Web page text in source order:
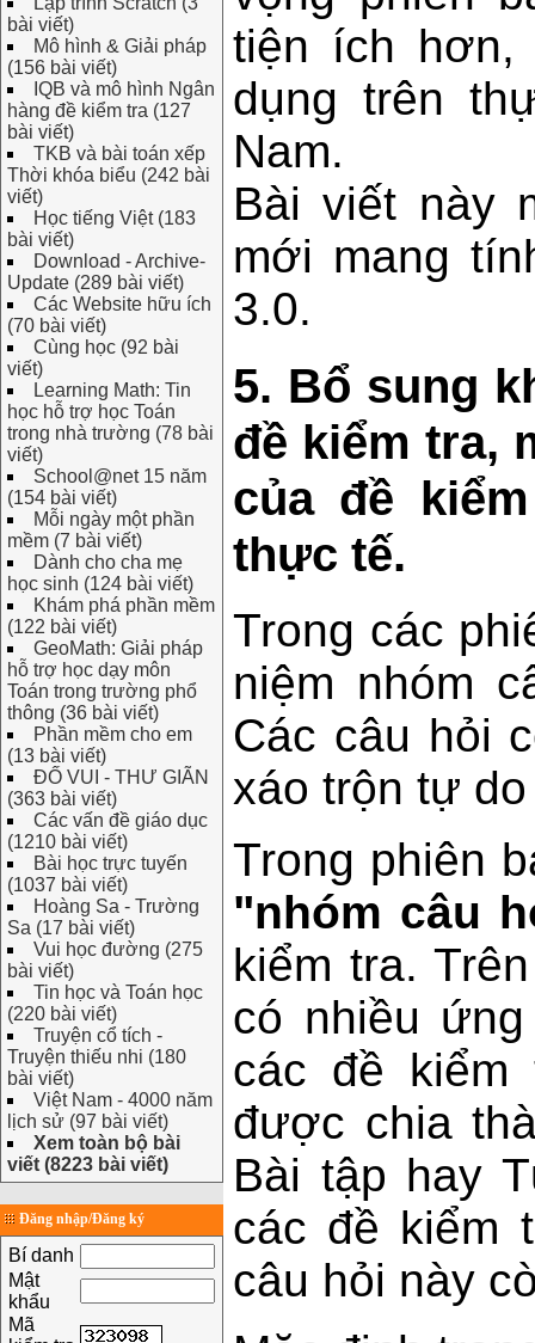
bài viết)
Mô hình & Giải pháp
(156 bài viết)
IQB và mô hình Ngân
hàng đề kiểm tra (127
bài viết)
TKB và bài toán xếp
Thời khóa biểu (242 bài
viết)
Học tiếng Việt (183
bài viết)
Download - Archive-
Update (289 bài viết)
Các Website hữu ích
(70 bài viết)
Cùng học (92 bài
viết)
Learning Math: Tin
học hỗ trợ học Toán
trong nhà trường (78 bài
viết)
School@net 15 năm
(154 bài viết)
Mỗi ngày một phần
mềm (7 bài viết)
Dành cho cha mẹ
học sinh (124 bài viết)
Khám phá phần mềm
(122 bài viết)
GeoMath: Giải pháp
hỗ trợ học dạy môn
Toán trong trường phổ
thông (36 bài viết)
Phần mềm cho em
(13 bài viết)
ĐỐ VUI - THƯ GIÃN
(363 bài viết)
Các vấn đề giáo dục
(1210 bài viết)
Bài học trực tuyến
(1037 bài viết)
Hoàng Sa - Trường
Sa (17 bài viết)
Vui học đường (275
bài viết)
Tin học và Toán học
(220 bài viết)
Truyện cổ tích -
Truyện thiếu nhi (180
bài viết)
Việt Nam - 4000 năm
lịch sử (97 bài viết)
Xem toàn bộ bài
viết (8223 bài viết)
Đăng nhập/Đăng ký
Bí danh
Mật
khẩu
Mã
tiện ích
dụng trên
Nam.
Bài viết này
mới mang
3.0.
5. Bổ sung
đề kiểm tra,
của đề
thực tế.
Trong các
niệm nhóm
Các câu hỏi
xáo trộn tự
Trong phiên
"nhóm câu
kiểm tra.
có nhiều
các đề kiểm
được chia
Bài tập hay
các đề kiểm
câu hỏi này